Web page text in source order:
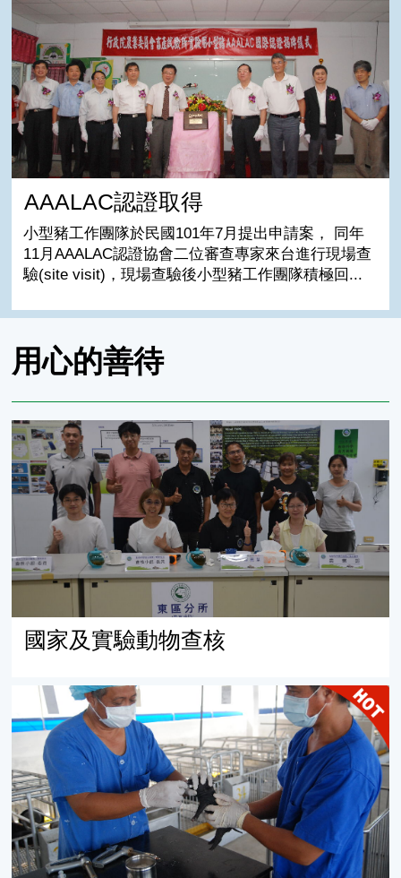
AAALAC認證取得
小型豬工作團隊於民國101年7月提出申請案， 同年
11月AAALAC認證協會二位審查專家來台進行現場查
驗(site visit)，現場查驗後小型豬工作團隊積極回...
用心的善待
國家及實驗動物查核
國家及實驗動物查核
完善的保健